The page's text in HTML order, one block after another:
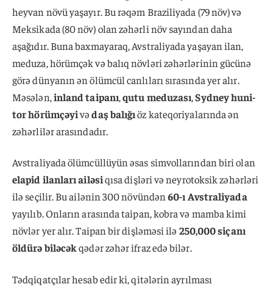
heyvan növü yaşayır. Bu rəqəm Braziliyada (79 növ) və
Meksikada (80 növ) olan zəhərli növ sayından daha
aşağıdır. Buna baxmayaraq, Avstraliyada yaşayan ilan,
meduza, hörümçək və balıq növləri zəhərlərinin gücünə
görə dünyanın ən ölümcül canlıları sırasında yer alır.
Məsələn,inland taipanı,qutu meduzası,Sydney huni-
tor hörümçəyivədaş balığıöz kateqoriyalarında ən
zəhərlilər arasındadır.
Avstraliyada ölümcüllüyün əsas simvollarından biri olan
elapid ilanları ailəsiqısa dişləri və neyrotoksik zəhərləri
ilə seçilir. Bu ailənin 300 növündən60-ı Avstraliyada
yayılıb. Onların arasında taipan, kobra və mamba kimi
növlər yer alır. Taipan bir dişləməsi ilə 250,000 siçanı
öldürə biləcəkqədər zəhər ifraz edə bilər.
Tədqiqatçılar hesab edir ki, qitələrin ayrılması